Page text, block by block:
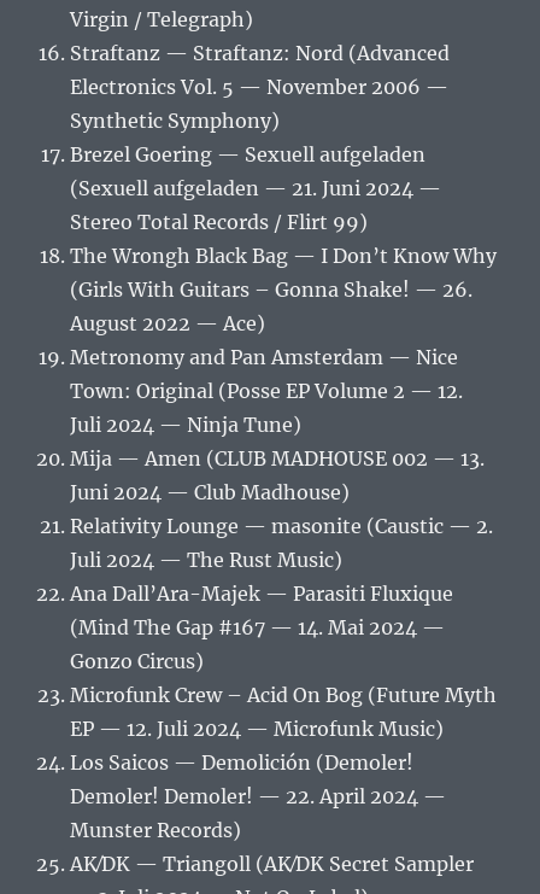
Virgin / Telegraph)
Straftanz — Straftanz: Nord (Advanced
Electronics Vol. 5 — November 2006 —
Synthetic Symphony)
Brezel Goering — Sexuell aufgeladen
(Sexuell aufgeladen — 21. Juni 2024 —
Stereo Total Records / Flirt 99)
The Wrongh Black Bag — I Don’t Know Why
(Girls With Guitars – Gonna Shake! — 26.
August 2022 — Ace)
Metronomy and Pan Amsterdam — Nice
Town: Original (Posse EP Volume 2 — 12.
Juli 2024 — Ninja Tune)
Mija — Amen (CLUB MADHOUSE 002 — 13.
Juni 2024 — Club Madhouse)
Relativity Lounge — masonite (Caustic — 2.
Juli 2024 — The Rust Music)
Ana Dall’Ara-Majek — Parasiti Fluxique
(Mind The Gap #167 — 14. Mai 2024 —
Gonzo Circus)
Microfunk Crew – Acid On Bog (Future Myth
EP — 12. Juli 2024 — Microfunk Music)
Los Saicos — Demolición (Demoler!
Demoler! Demoler! — 22. April 2024 —
Munster Records)
AK⁄DK — Triangoll (AK⁄DK Secret Sampler